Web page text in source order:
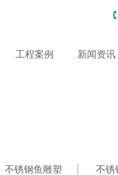
工程案例 新闻资讯
不锈钢鱼雕塑 不锈